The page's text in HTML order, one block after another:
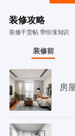
装修攻略
装修干货帖 带你涨知识
装修前